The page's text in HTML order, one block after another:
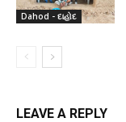
Dahod - દાહોદ
LEAVE A REPLY